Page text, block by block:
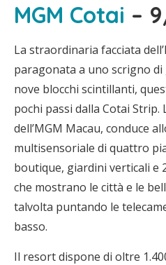
MGM Cotai –
La straordinaria facciata
paragonata a uno scrigno di
nove blocchi scintillanti,
pochi passi dalla Cotai Strip.
dell’MGM Macau, conduce
multisensoriale di quattro
boutique, giardini verticali e
che mostrano le città e le
talvolta puntando le
basso.
Il resort dispone di oltre